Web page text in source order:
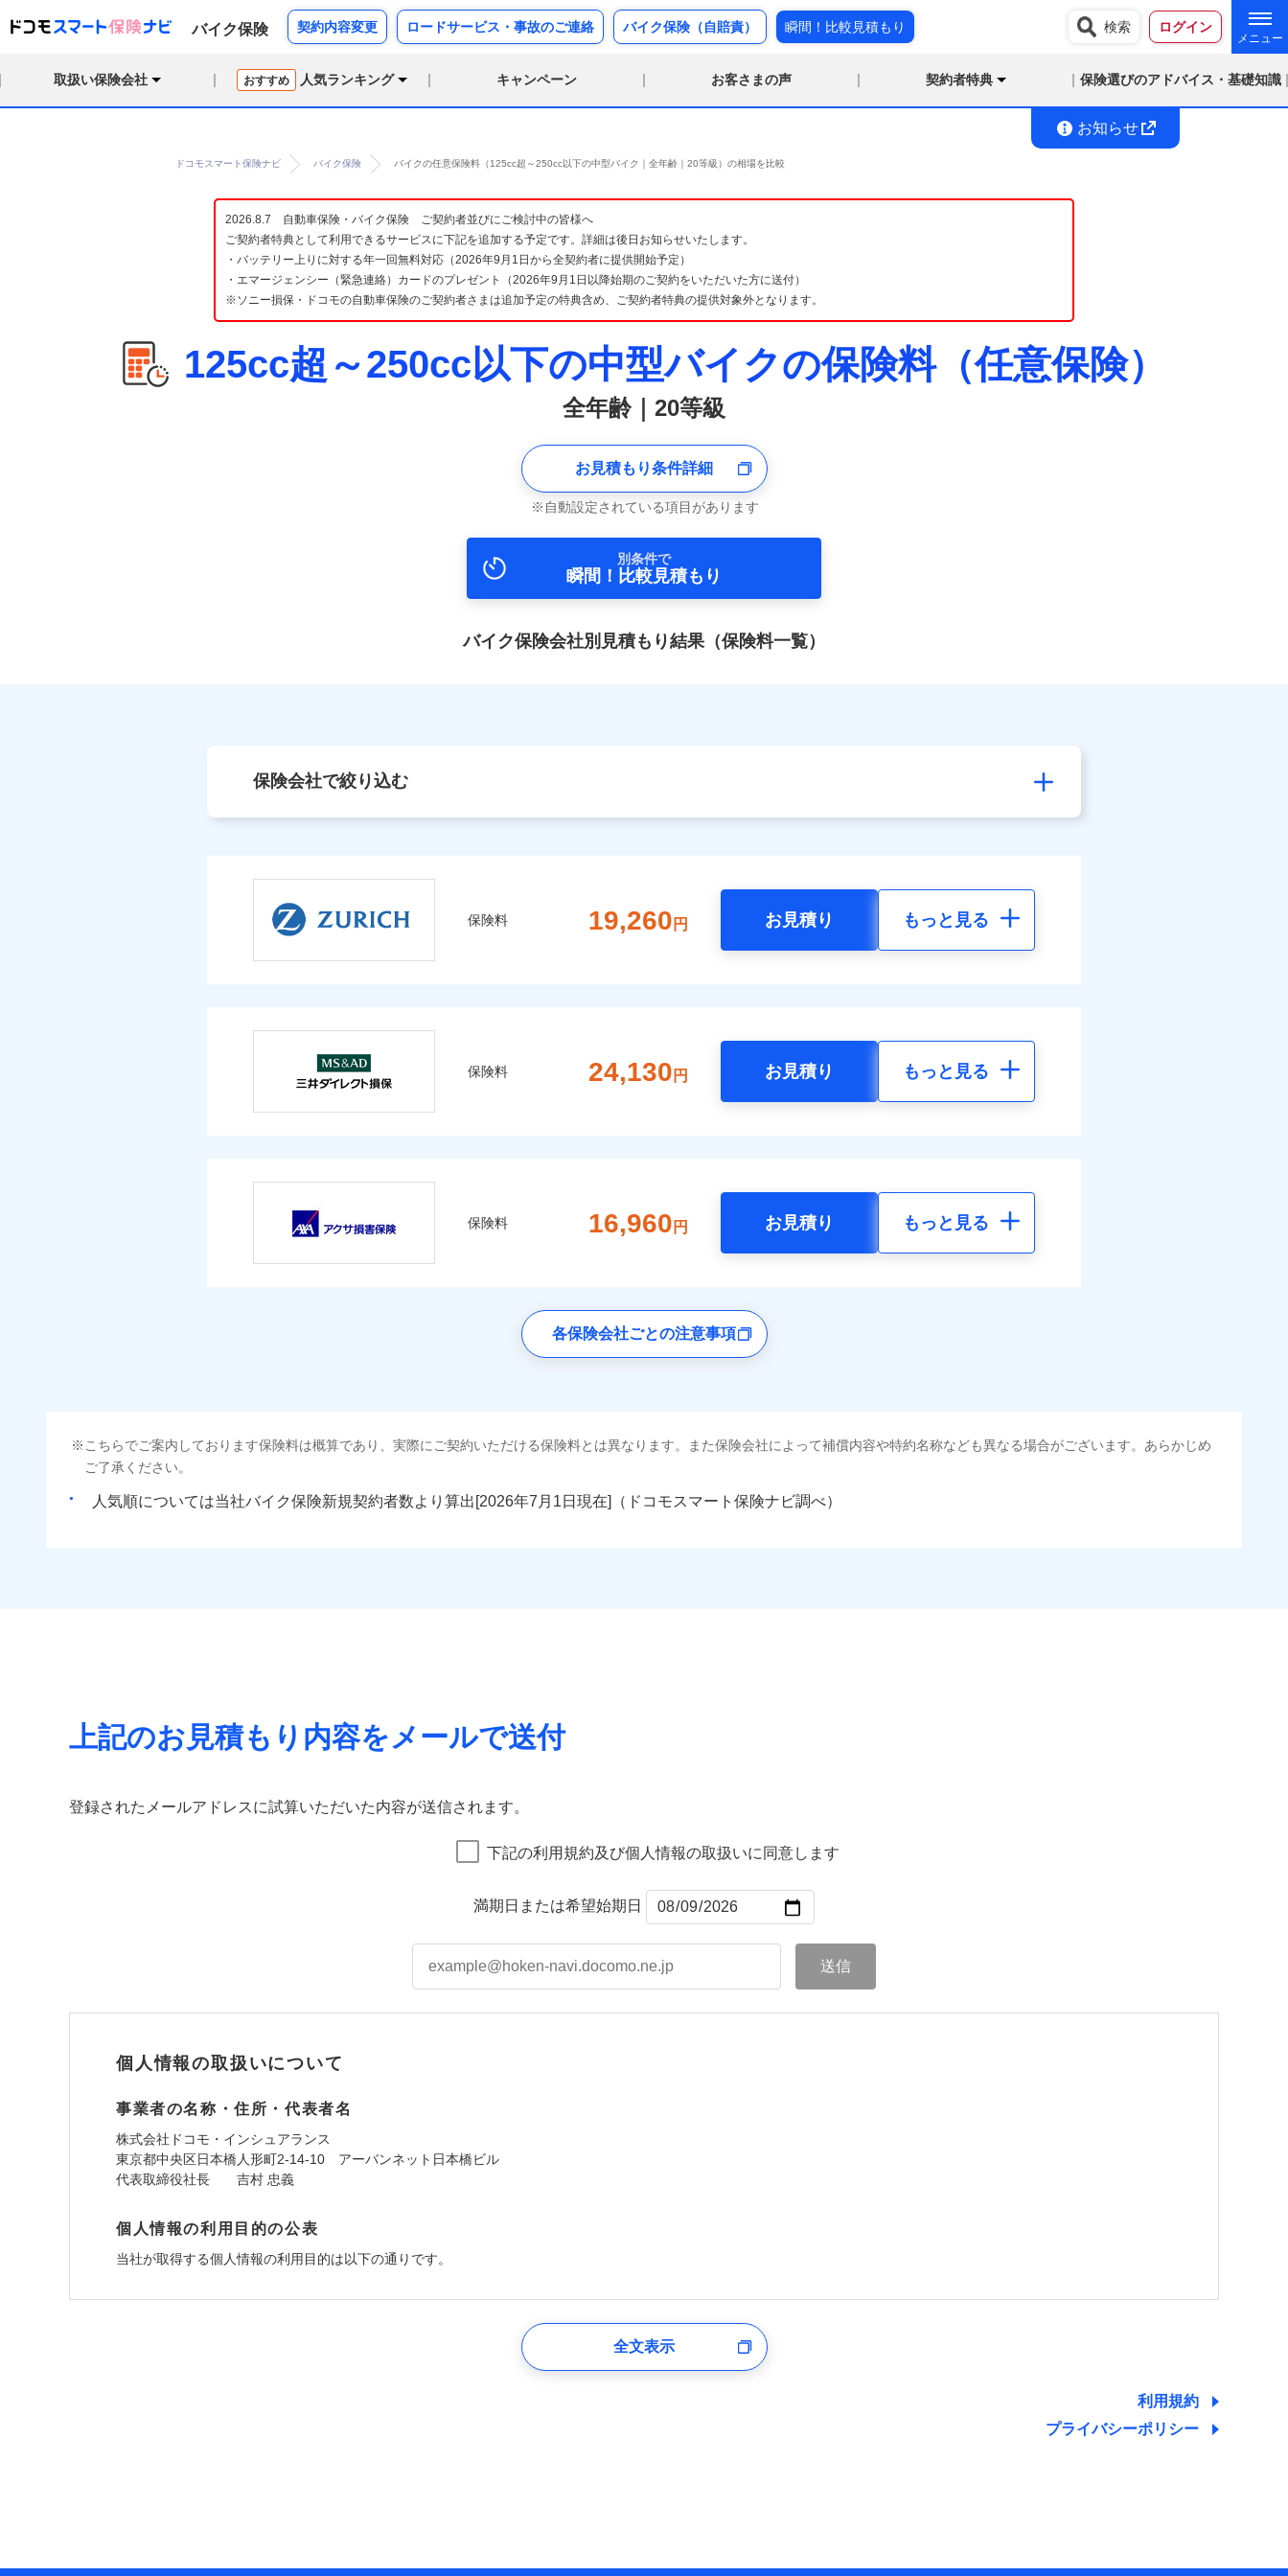
バイク保険 契約内容変更 ロードサービス・事故のご連絡 バイク保険（自賠責） 瞬間！比較見積もり 検索 ログイン
取扱い保険会社 おすすめ 人気ランキング キャンペーン お客さまの声 契約者特典 保険選びのアドバイス・基礎知識
お知らせ
ドコモスマート保険ナビ バイク保険 バイクの任意保険料（125cc超～250cc以下の中型バイク｜全年齢｜20等級）の相場を比較
2026.8.7 自動車保険・バイク保険 ご契約者並びにご検討中の皆様へ
ご契約者特典として利用できるサービスに下記を追加する予定です。詳細は後日お知らせいたします。
・バッテリー上りに対する年一回無料対応（2026年9月1日から全契約者に提供開始予定）
・エマージェンシー（緊急連絡）カードのプレゼント（2026年9月1日以降始期のご契約をいただいた方に送付）
※ソニー損保・ドコモの自動車保険のご契約者さまは追加予定の特典含め、ご契約者特典の提供対象外となります。
125cc超～250cc以下の中型バイクの保険料（任意保険）
全年齢｜20等級
お見積もり条件詳細
自動設定されている項目があります
別条件で
瞬間！比較見積もり
バイク保険会社別見積もり結果（保険料一覧）
保険会社で絞り込む
保険料 19,260 円 お見積り もっと見る
保険料 24,130 円 お見積り もっと見る
保険料 16,960 円 お見積り もっと見る
各保険会社ごとの注意事項
こちらでご案内しております保険料は概算であり、実際にご契約いただける保険料とは異なります。また保険会社によって補償内容や特約名称なども異なる場合がございます。あらかじめ
ご了承ください。
人気順については当社 新規契約者数より算出[ 年 月 日現在]（ドコモスマート保険ナビ調べ）
上記のお見積もり内容をメールで送付
登録されたメールアドレスに試算いただいた内容が送信されます。
下記の利用規約及び個人情報の取扱いに同意します
満期日または希望始期日
個人情報の取扱いについて
事業者の名称・住所・代表者名
株式会社ドコモ・インシュアランス
東京都中央区日本橋人形町2-14-10 アーバンネット日本橋ビル
代表取締役社長 吉村 忠義
個人情報の利用目的の公表
当社が取得する個人情報の利用目的は以下の通りです。
郵便、電話、およびＥメール等により、当社と取引のあるもしくは委託を受けている保険会社・提携会社の保険その他に関する情報を提供し、金融商品等の契約を勧奨するた
め、また維持管理等の委託業務遂行のため、またそれらに付帯、関連する当社および提携会社のサービスを案内、提供するため
全文表示
利用規約
プライバシーポリシー